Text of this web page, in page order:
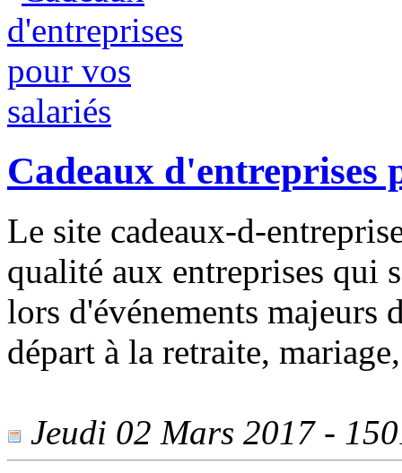
Cadeaux d'entreprises
Le site cadeaux-d-
qualité aux entreprises qui
lors d'événements majeurs
départ à la retraite,
Jeudi 02 Mars 2017 -